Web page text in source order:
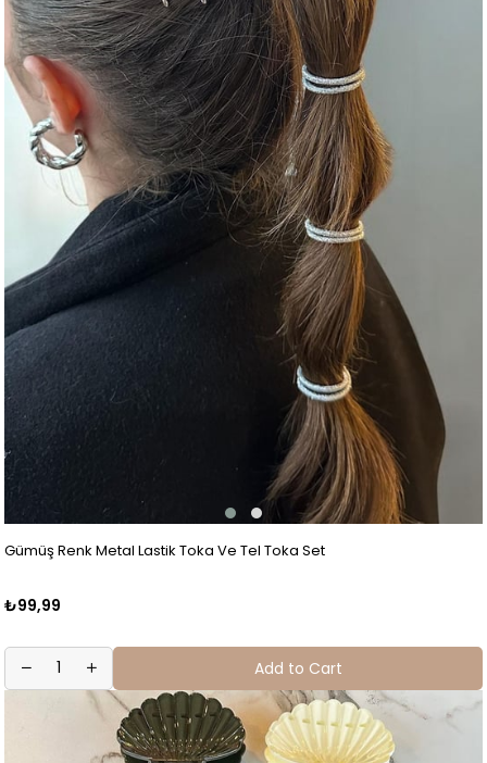
Gümüş Renk Metal Lastik Toka Ve Tel Toka Set
₺99,99
Add to Cart